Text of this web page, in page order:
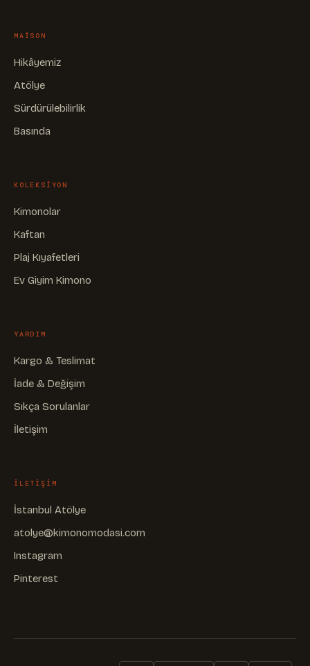
MAISON
Hikâyemiz
Atölye
Sürdürülebilirlik
Basında
KOLEKSIYON
Kimonolar
Kaftan
Plaj Kıyafetleri
Ev Giyim Kimono
YARDIM
Kargo & Teslimat
İade & Değişim
Sıkça Sorulanlar
İletişim
ILETIŞIM
İstanbul Atölye
atolye@kimonomodasi.com
Instagram
Pinterest